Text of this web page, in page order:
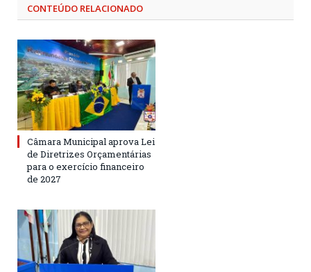
CONTEÚDO RELACIONADO
Câmara Municipal aprova Lei
de Diretrizes Orçamentárias
para o exercício financeiro
de 2027